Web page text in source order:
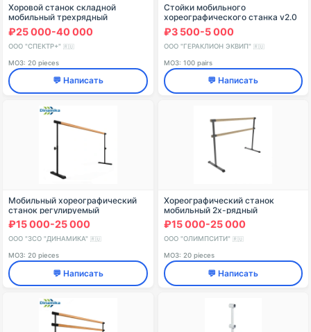
Хоровой станок складной
мобильный трехрядный
₽25 000-40 000
ООО "СПЕКТР+" 🇷🇺
МОЗ: 20 pieces
💬 Написать
Стойки мобильного
хореографического станка v2.0
(пара)
₽3 500-5 000
ООО "ГЕРАКЛИОН ЭКВИП" 🇷🇺
МОЗ: 100 pairs
💬 Написать
Мобильный хореографический
станок регулируемый
однорядный (поручни из сосны /
бука / дуба)
₽15 000-25 000
ООО "ЗСО "ДИНАМИКА" 🇷🇺
МОЗ: 20 pieces
💬 Написать
Хореографический станок
мобильный 2х-рядный
разборный Евро в сборе
₽15 000-25 000
ООО "ОЛИМПСИТИ" 🇷🇺
МОЗ: 20 pieces
💬 Написать